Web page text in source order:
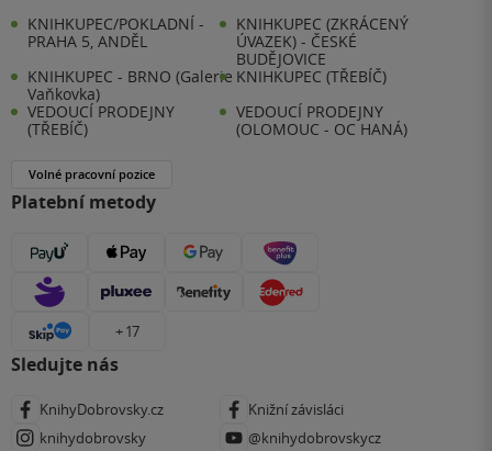
KNIHKUPEC/POKLADNÍ -
PRAHA 5, ANDĚL
KNIHKUPEC (ZKRÁCENÝ
ÚVAZEK) - ČESKÉ
BUDĚJOVICE
KNIHKUPEC - BRNO (Galerie
Vaňkovka)
KNIHKUPEC (TŘEBÍČ)
VEDOUCÍ PRODEJNY
(TŘEBÍČ)
VEDOUCÍ PRODEJNY
(OLOMOUC - OC HANÁ)
Volné pracovní pozice
Platební metody
+ 17
Sledujte nás
KnihyDobrovsky.cz
Knižní závisláci
knihydobrovsky
@knihydobrovskycz